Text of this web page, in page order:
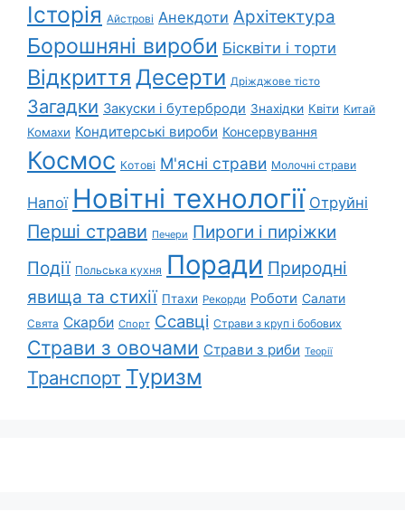
Історія Айстрові Анекдоти Архітектура
Борошняні вироби Бісквіти і торти
Відкриття Десерти Дріжджове тісто
Загадки Закуски і бутерброди Знахідки Квіти Китай
Комахи Кондитерські вироби Консервування
Космос Котові М'ясні страви Молочні страви
Напої Новітні технології Отруйні
Перші страви Печери Пироги і пиріжки
Події Польська кухня Поради Природні
явища та стихії Птахи Рекорди Роботи Салати
Свята Скарби Спорт Ссавці Страви з круп і бобових
Страви з овочами Страви з риби Теорії
Транспорт Туризм